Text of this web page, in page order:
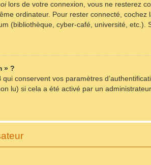
lors de votre connexion, vous ne resterez
ordinateur. Pour rester connecté, cochez
(bibliothèque, cyber-café, université,
» ?
conservent vos paramètres
lu) si cela a été activé par un